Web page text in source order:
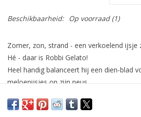
Beschikbaarheid: Op voorraad(1)
Zomer, zon, strand - een verkoelend ijsje
Hé - daar is Robbi Gelato!
Heel handig balanceert hij een dien-blad
meloenijsjes op zijn neus.
dienbladglijden als Robbi zich beweegt.